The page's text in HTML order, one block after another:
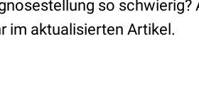
so
im aktualisierten Artikel.